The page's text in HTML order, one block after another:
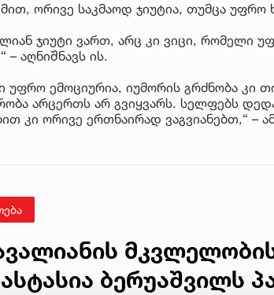
ორივე საკმაოდ ჯიუტია, თუმცა
ჯიუტი ვართ, არც კი ვიცი, რომელი
– აღნიშნავს ის.
უფრო ემოციურია, იუმორის გრძნობა კი
არცერთს არ გვიყვარს. სელფებს
კი ორივე ერთნაირად ვაგვიანებთ,“ –
ბერუაშვილს